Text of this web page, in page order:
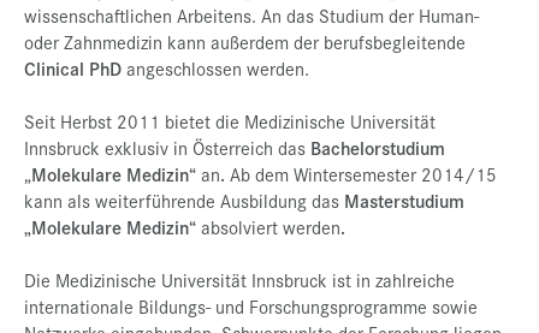
wissenschaftlichen Arbeitens. An das Studium der Human-
oder Zahnmedizin kann außerdem der berufsbegleitende
Clinical PhDangeschlossen werden.
Seit Herbst 2011 bietet die Medizinische Universität
Innsbruck exklusiv in Österreich das Bachelorstudium
„Molekulare Medizin“an. Ab dem Wintersemester 2014/15
kann als weiterführende Ausbildung das Masterstudium
„Molekulare Medizin“absolviert werden.
Die Medizinische Universität Innsbruck ist in zahlreiche
internationale Bildungs- und Forschungsprogramme sowie